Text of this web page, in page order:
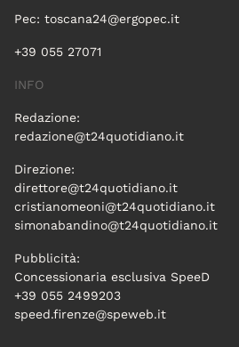
Pec: toscana24@ergopec.it
+39 055 27071
INFO
Redazione:
redazione@t24quotidiano.it
Direzione:
direttore@t24quotidiano.it
cristianomeoni@t24quotidiano.it
simonabandino@t24quotidiano.it
Pubblicità:
Concessionaria esclusiva SpeeD
+39 055 2499203
speed.firenze@speweb.it